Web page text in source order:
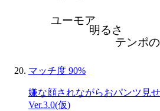
テンポ
明るさ
ユーモア
マッチ度 90%
嫌な顔されながらおパンツ見
Ver.3.0(仮)